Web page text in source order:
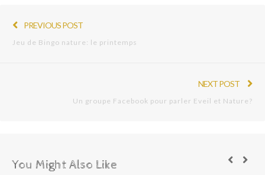
PREVIOUS POST
Jeu de Bingo nature: le printemps
NEXT POST
Un groupe Facebook pour parler Eveil et Nature?
You Might Also Like